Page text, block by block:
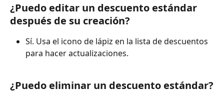
¿Puedo editar un descuento estándar
después de su creación?
Sí. Usa el icono de lápiz en la lista de descuentos
para hacer actualizaciones.
¿Puedo eliminar un descuento estándar?